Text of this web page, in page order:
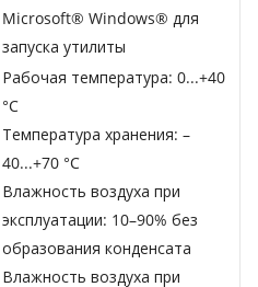
Microsoft® Windows® для
запуска утилиты
Рабочая температура: 0...+40
°C
Температура хранения: –
40...+70 °C
Влажность воздуха при
эксплуатации: 10–90% без
образования конденсата
Влажность воздуха при